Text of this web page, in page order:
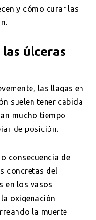
y cómo curar las
úlceras
las llagas en
suelen tener cabida
mucho tiempo
de posición.
consecuencia de
concretas del
en los vasos
oxigenación
la muerte